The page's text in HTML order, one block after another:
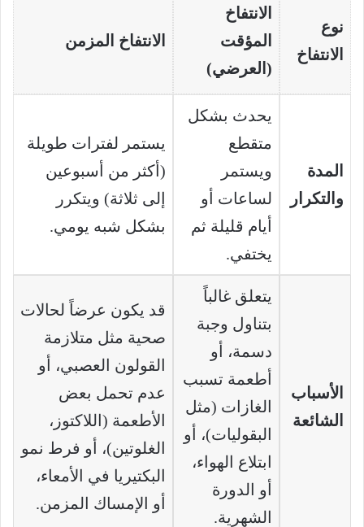
نوع
الانتفاخ
الانتفاخ
المؤقت
(العرضي)
الانتفاخ المزمن
المدة
والتكرار
يحدث بشكل
متقطع
ويستمر
لساعات أو
أيام قليلة ثم
يختفي.
يستمر لفترات طويلة
(أكثر من أسبوعين
إلى ثلاثة) ويتكرر
بشكل شبه يومي.
الأسباب
الشائعة
يتعلق غالباً
بتناول وجبة
دسمة، أو
أطعمة تسبب
الغازات (مثل
البقوليات)، أو
ابتلاع الهواء،
أو الدورة
الشهرية.
قد يكون عرضاً لحالات
صحية مثل متلازمة
القولون العصبي، أو
عدم تحمل بعض
الأطعمة (اللاكتوز،
الغلوتين)، أو فرط نمو
البكتيريا في الأمعاء،
أو الإمساك المزمن.